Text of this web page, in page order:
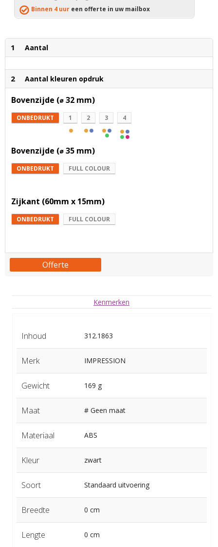
Binnen 4 uur een offerte in uw mailbox
1 Aantal
2 Aantal kleuren opdruk
Bovenzijde (⌀ 32 mm)
ONBEDRUKT 1 2 3 4
Bovenzijde (⌀ 35 mm)
ONBEDRUKT FULL COLOUR
Zijkant (60mm x 15mm)
ONBEDRUKT FULL COLOUR
Offerte
Kenmerken
Inhoud 312.1863
Merk IMPRESSION
Gewicht 169 g
Maat # Geen maat
Materiaal ABS
Kleur zwart
Soort Standaard uitvoering
Breedte 0 cm
Lengte 0 cm